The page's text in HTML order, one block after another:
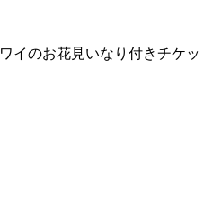
イのお花見いなり付きチケッ